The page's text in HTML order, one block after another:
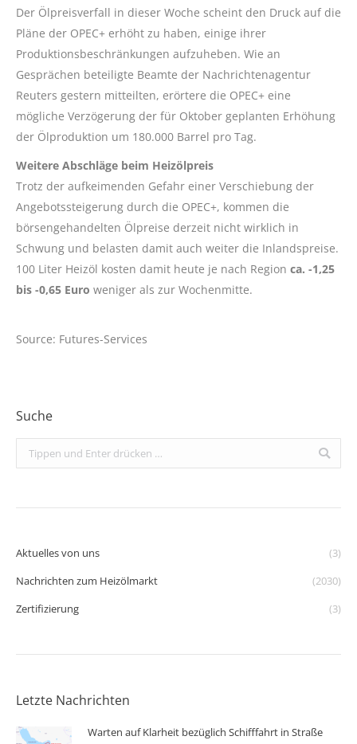
Der Ölpreisverfall in dieser Woche scheint den Druck auf die
Pläne der OPEC+ erhöht zu haben, einige ihrer
Produktionsbeschränkungen aufzuheben. Wie an
Gesprächen beteiligte Beamte der Nachrichtenagentur
Reuters gestern mitteilten, erörtere die OPEC+ eine
mögliche Verzögerung der für Oktober geplanten Erhöhung
der Ölproduktion um 180.000 Barrel pro Tag.
Weitere Abschläge beim Heizölpreis
Trotz der aufkeimenden Gefahr einer Verschiebung der
Angebotssteigerung durch die OPEC+, kommen die
börsengehandelten Ölpreise derzeit nicht wirklich in
Schwung und belasten damit auch weiter die Inlandspreise.
100 Liter Heizöl kosten damit heute je nach Region ca. -1,25
bis -0,65 Euro weniger als zur Wochenmitte.
Source: Futures-Services
Suche
Search:
Aktuelles von uns
(3)
Nachrichten zum Heizölmarkt
(2030)
Zertifizierung
(3)
Letzte Nachrichten
Warten auf Klarheit bezüglich Schifffahrt in Straße